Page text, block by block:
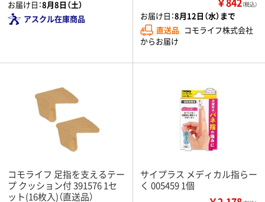
お届け日：8月8日（土）
アスクル在庫商品
（税込）
お届け日：8月12日（水）まで
直送品 コモライフ株式会社
からお届け
コモライフ 足指を支えるテー
プ クッション付 391576 1セ
ット(16枚入)（直送品）
サイプラス メディカル指らー
く 005459 1個